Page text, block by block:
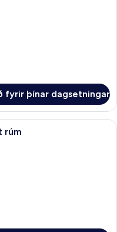
fyrir þínar dagsetningar
öryggishólf í herbergi,
rúm